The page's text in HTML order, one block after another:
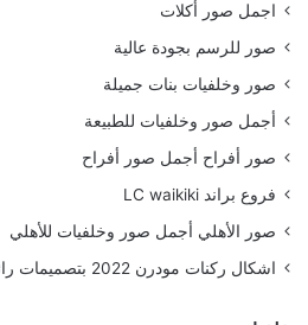
اجمل صور أكلات
صور للرسم بجودة عالية
صور وخلفيات بنات جميلة
أجمل صور وخلفيات للطبيعة
صور أفراح أجمل صور أفراح
فروع براند LC waikiki
صور الأهلي أجمل صور وخلفيات للأهلي
اشكال ركنات مودرن 2022 بتصميمات رائعة